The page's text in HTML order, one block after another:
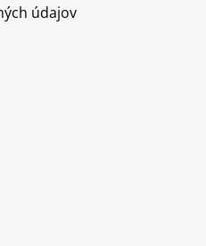
údajov